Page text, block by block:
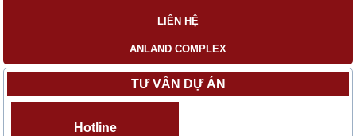
LIÊN HỆ
ANLAND COMPLEX
TƯ VẤN DỰ ÁN
Hotline